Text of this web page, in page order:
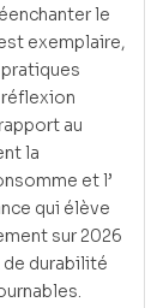
le
exemplaire,
au
la
et l’
qui élève
sur 2026
durabilité